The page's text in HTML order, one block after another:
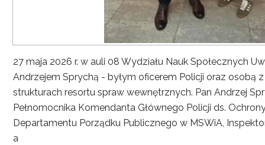
27 maja 2026 r. w auli 08 Wydziału Nauk Społecznych
Andrzejem Sprychą - byłym oficerem Policji oraz osobą
strukturach resortu spraw wewnętrznych. Pan Andrzej
Pełnomocnika Komendanta Głównego Policji ds.
Departamentu Porządku Publicznego w MSWiA,
a